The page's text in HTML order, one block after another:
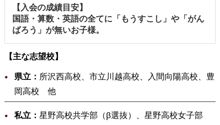
【入会の成績目安】
国語・算数・英語の全てに「もうすこし」や「がん
ばろう」が無いお子様。
【主な志望校】
県立： 所沢西高校、市立川越高校、入間向陽高校、豊
岡高校 他
私立：星野高校共学部（β選抜）、星野高校女子部